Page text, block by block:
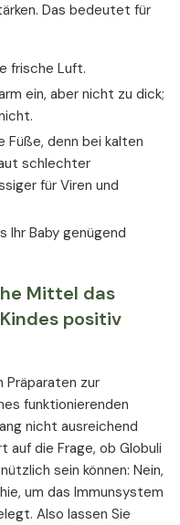
Das bedeutet für
frische Luft.
ein, aber nicht zu dick;
Füße, denn bei kalten
schlechter
für Viren und
Ihr Baby genügend
Mittel das
positiv
Präparaten zur
funktionierenden
nicht ausreichend
die Frage, ob Globuli
sein können: Nein,
um das Immunsystem
Also lassen Sie